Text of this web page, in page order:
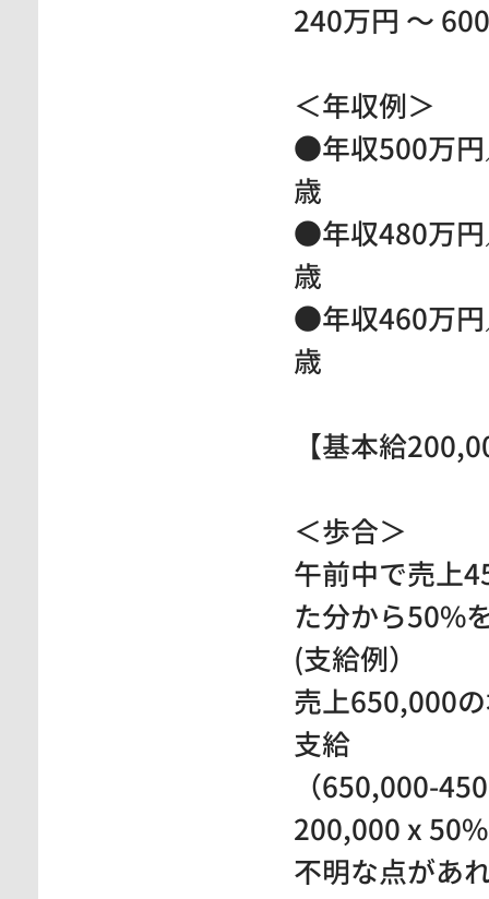
240万円 ～
＜年収例＞
●年収500万
歳
●年収480万
歳
●年収460万
歳
【基本給
＜歩合＞
午前中で売上
た分から50%
(支給例）
売上650,000
支給
（650,000-
200,000 x
不明な点があ